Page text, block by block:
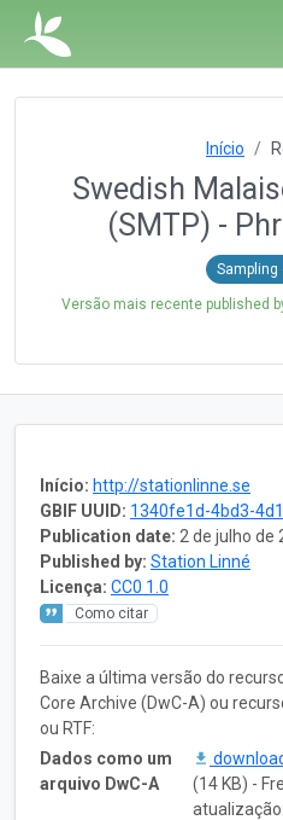
Início
Swedish
(SMTP) -
Sampling
Versão mais recente published
Início: http://stationlinne.se
GBIF UUID: 1340fe1d-4bd3-
Publication date: 2 de julho de
Published by: Station Linné
Licença: CC0 1.0
Como citar
Baixe a última versão do
Core Archive (DwC-A) ou
ou RTF:
Dados como um
arquivo DwC-A
(14 KB) -